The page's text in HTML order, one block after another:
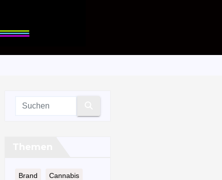
Brand Cannabis